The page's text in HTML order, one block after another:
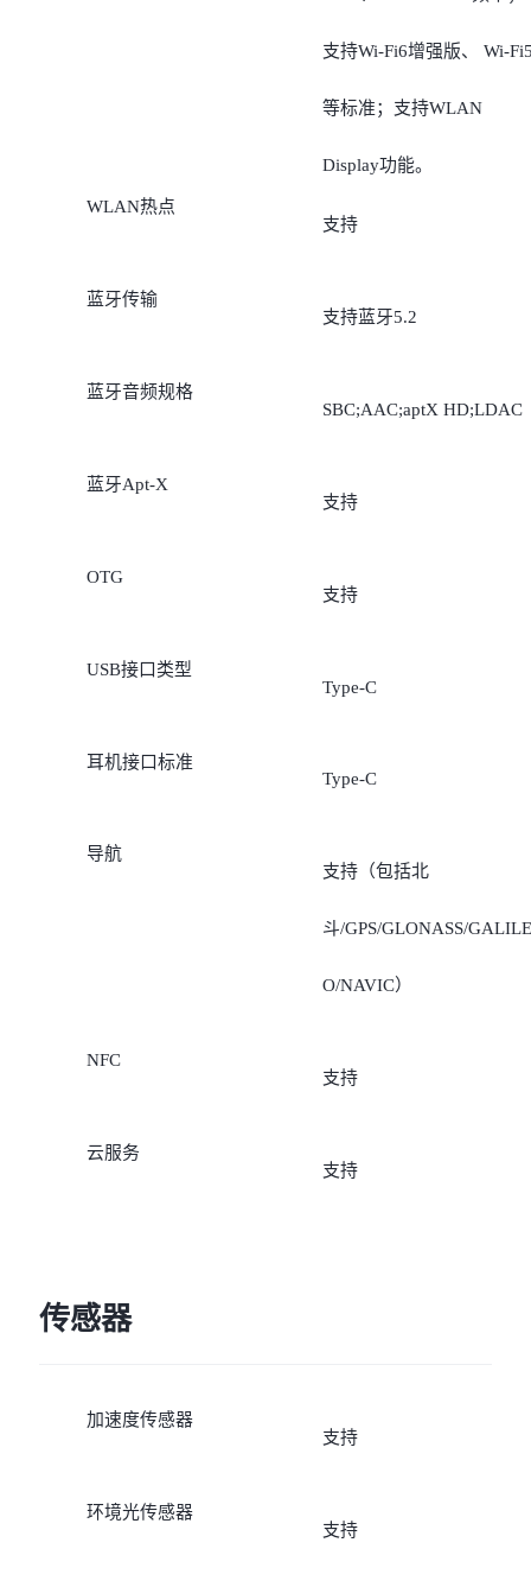
支持Wi-Fi6增强版、 Wi-
等标准；支持WLAN
Display功能。
WLAN热点
支持
蓝牙传输
支持蓝牙5.2
蓝牙音频规格
SBC;AAC;aptX HD;LDAC
蓝牙Apt-X
支持
OTG
支持
USB接口类型
Type-C
耳机接口标准
Type-C
导航
支持（包括北
斗/GPS/GLONASS/GALILE
O/NAVIC）
NFC
支持
云服务
支持
传感器
加速度传感器
支持
环境光传感器
支持